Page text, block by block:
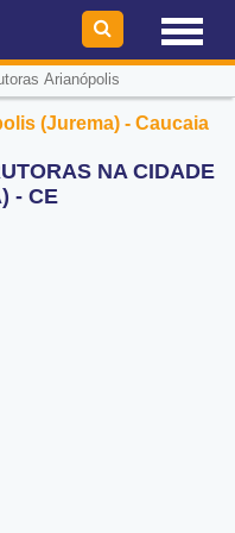
Arianópolis
(Jurema) - Caucaia
NA CIDADE
- CE